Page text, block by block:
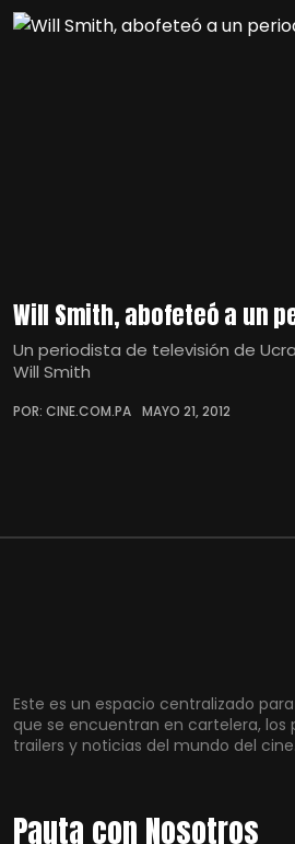
Will Smith, abofeteó a un
Un periodista de televisión de
Will Smith
POR: CINE.COM.PA MAYO 21, 2012
Este es un espacio centralizado
que se encuentran en cartelera, los
trailers y noticias del mundo del cine.
Pauta con Nosotros